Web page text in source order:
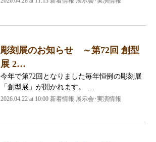
彫刻展のお知らせ ～第72回 創型
展 2…
今年で第72回となりました毎年恒例の彫刻展
「創型展」が開かれます。 …
2026.04.22 at 10:00 新着情報 展示会･実演情報